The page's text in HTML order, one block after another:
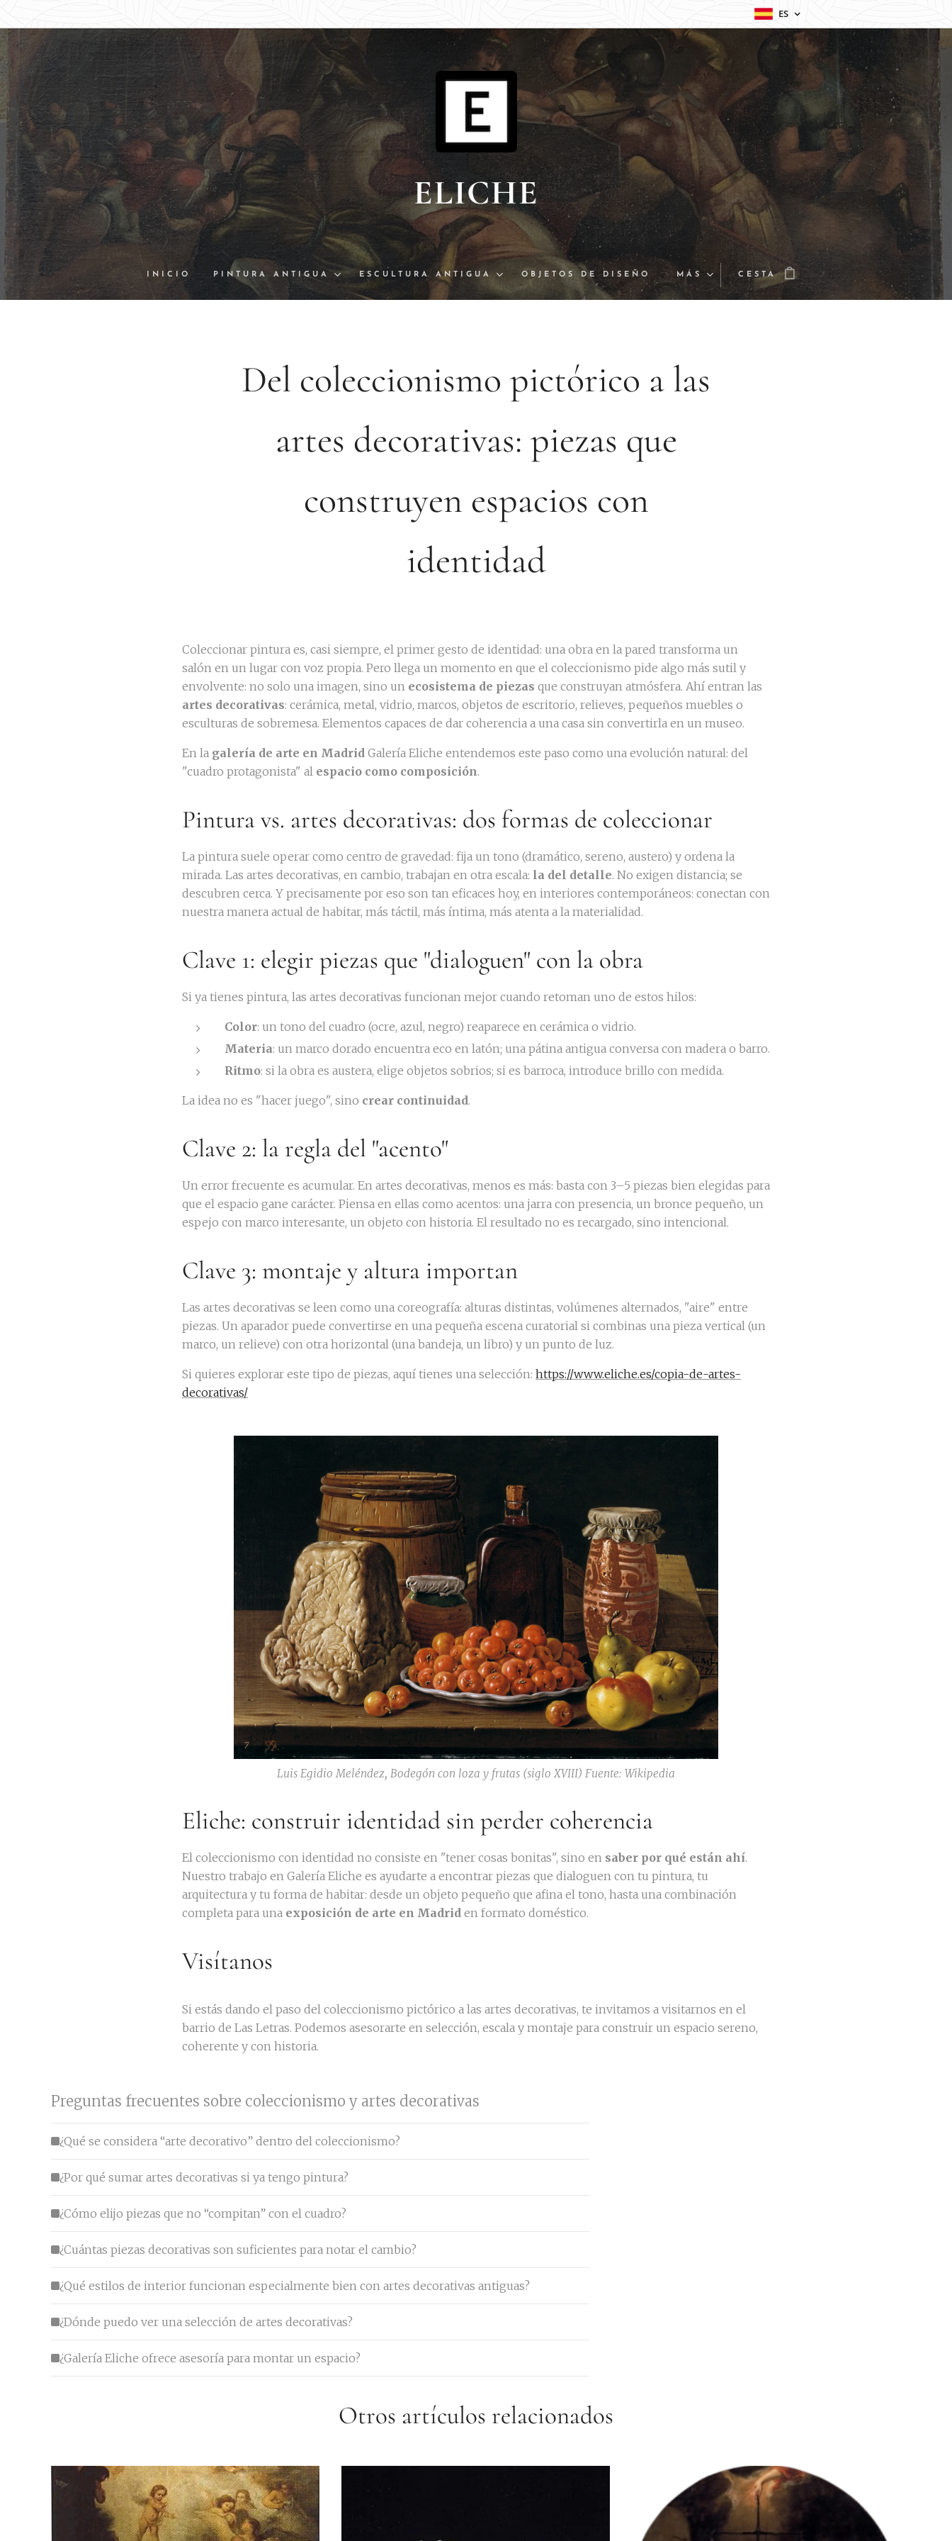
ES
ELICHE
INICIO PINTURA ANTIGUA ESCULTURA ANTIGUA OBJETOS DE DISEÑO MÁS CESTA
Del coleccionismo pictórico a las
artes decorativas: piezas que
construyen espacios con
identidad
Coleccionar pintura es, casi siempre, el primer gesto de identidad: una obra en la pared transforma un
salón en un lugar con voz propia. Pero llega un momento en que el coleccionismo pide algo más sutil y
envolvente: no solo una imagen, sino un ecosistema de piezas que construyan atmósfera. Ahí entran las
artes decorativas: cerámica, metal, vidrio, marcos, objetos de escritorio, relieves, pequeños muebles o
esculturas de sobremesa. Elementos capaces de dar coherencia a una casa sin convertirla en un museo.
En la galería de arte en Madrid Galería Eliche entendemos este paso como una evolución natural: del
"cuadro protagonista" al espacio como composición.
Pintura vs. artes decorativas: dos formas de coleccionar
La pintura suele operar como centro de gravedad: fija un tono (dramático, sereno, austero) y ordena la
mirada. Las artes decorativas, en cambio, trabajan en otra escala: la del detalle. No exigen distancia; se
descubren cerca. Y precisamente por eso son tan eficaces hoy, en interiores contemporáneos: conectan con
nuestra manera actual de habitar, más táctil, más íntima, más atenta a la materialidad.
Clave 1: elegir piezas que "dialoguen" con la obra
Si ya tienes pintura, las artes decorativas funcionan mejor cuando retoman uno de estos hilos:
Color: un tono del cuadro (ocre, azul, negro) reaparece en cerámica o vidrio.
Materia: un marco dorado encuentra eco en latón; una pátina antigua conversa con madera o barro.
Ritmo: si la obra es austera, elige objetos sobrios; si es barroca, introduce brillo con medida.
La idea no es "hacer juego", sino crear continuidad.
Clave 2: la regla del "acento"
Un error frecuente es acumular. En artes decorativas, menos es más: basta con 3–5 piezas bien elegidas para
que el espacio gane carácter. Piensa en ellas como acentos: una jarra con presencia, un bronce pequeño, un
espejo con marco interesante, un objeto con historia. El resultado no es recargado, sino intencional.
Clave 3: montaje y altura importan
Las artes decorativas se leen como una coreografía: alturas distintas, volúmenes alternados, "aire" entre
piezas. Un aparador puede convertirse en una pequeña escena curatorial si combinas una pieza vertical (un
marco, un relieve) con otra horizontal (una bandeja, un libro) y un punto de luz.
Si quieres explorar este tipo de piezas, aquí tienes una selección: https://www.eliche.es/copia-de-artes-
decorativas/
Luis Egidio Meléndez, Bodegón con loza y frutas (siglo XVIII) Fuente: Wikipedia
Eliche: construir identidad sin perder coherencia
El coleccionismo con identidad no consiste en "tener cosas bonitas", sino en saber por qué están ahí.
Nuestro trabajo en Galería Eliche es ayudarte a encontrar piezas que dialoguen con tu pintura, tu
arquitectura y tu forma de habitar: desde un objeto pequeño que afina el tono, hasta una combinación
completa para una exposición de arte en Madrid en formato doméstico.
Visítanos
Si estás dando el paso del coleccionismo pictórico a las artes decorativas, te invitamos a visitarnos en el
barrio de Las Letras. Podemos asesorarte en selección, escala y montaje para construir un espacio sereno,
coherente y con historia.
Preguntas frecuentes sobre coleccionismo y artes decorativas
¿Qué se considera “arte decorativo” dentro del coleccionismo?
¿Por qué sumar artes decorativas si ya tengo pintura?
¿Cómo elijo piezas que no “compitan” con el cuadro?
¿Cuántas piezas decorativas son suficientes para notar el cambio?
¿Qué estilos de interior funcionan especialmente bien con artes decorativas antiguas?
¿Dónde puedo ver una selección de artes decorativas?
¿Galería Eliche ofrece asesoría para montar un espacio?
Otros artículos relacionados